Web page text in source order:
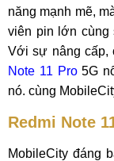
năng mạnh mẽ,
viên pin lớn cùng
Với sự nâng cấp,
Note 11 Pro5G
nó. cùng
Redmi Note
MobileCity đáng